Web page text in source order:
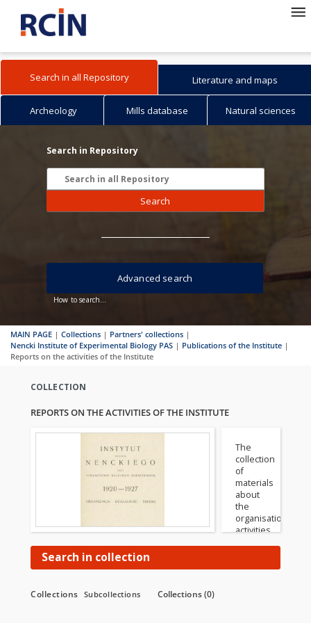
Search in all Repository Literature and maps
Archeology Mills database Natural sciences
Search in Repository
Search
How to search...
Advanced search
MAIN PAGE | Collections | Partners' collections |
Nencki Institute of Experimental Biology PAS | Publications of the Institute |
Reports on the activities of the Institute
COLLECTION
REPORTS ON THE ACTIVITIES OF THE INSTITUTE
The
collection
of
materials
about
the
organisation,
activities,
Search in collection
Collections Subcollections Collections (0)